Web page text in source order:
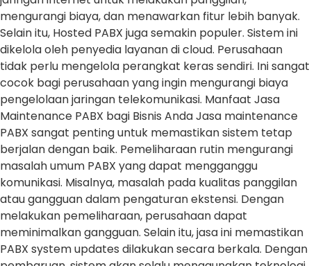
mengurangi biaya, dan menawarkan fitur lebih banyak.
Selain itu, Hosted PABX juga semakin populer. Sistem ini
dikelola oleh penyedia layanan di cloud. Perusahaan
tidak perlu mengelola perangkat keras sendiri. Ini sangat
cocok bagi perusahaan yang ingin mengurangi biaya
pengelolaan jaringan telekomunikasi. Manfaat Jasa
Maintenance PABX bagi Bisnis Anda Jasa maintenance
PABX sangat penting untuk memastikan sistem tetap
berjalan dengan baik. Pemeliharaan rutin mengurangi
masalah umum PABX yang dapat mengganggu
komunikasi. Misalnya, masalah pada kualitas panggilan
atau gangguan dalam pengaturan ekstensi. Dengan
melakukan pemeliharaan, perusahaan dapat
meminimalkan gangguan. Selain itu, jasa ini memastikan
PABX system updates dilakukan secara berkala. Dengan